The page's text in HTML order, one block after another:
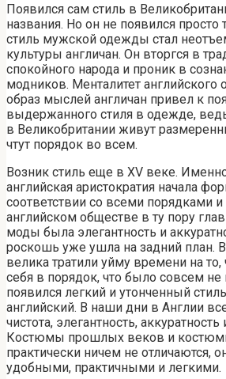
Появился сам стиль в
названия. Но он не появился просто
стиль мужской одежды стал
культуры англичан. Он вторгся в
спокойного народа и проник в
модников. Менталитет английского
образ мыслей англичан привел к
выдержанного стиля в одежде,
в Великобритании живут
чтут порядок во всем.
Возник стиль еще в XV веке.
английская аристократия начала
соответствии со всеми порядками и
английском обществе в ту пору
моды была элегантность и
роскошь уже ушла на задний план.
велика тратили уйму времени на
себя в порядок, что было совсем не
появился легкий и утонченный
английский. В наши дни в Англии
чистота, элегантность, аккуратность
Костюмы прошлых веков и
практически ничем не отличаются,
удобными, практичными и легкими.